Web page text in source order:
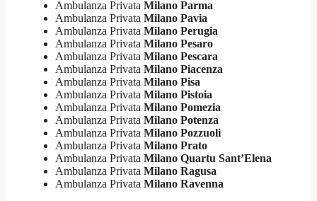
Ambulanza Privata Milano Parma
Ambulanza Privata Milano Pavia
Ambulanza Privata Milano Perugia
Ambulanza Privata Milano Pesaro
Ambulanza Privata Milano Pescara
Ambulanza Privata Milano Piacenza
Ambulanza Privata Milano Pisa
Ambulanza Privata Milano Pistoia
Ambulanza Privata Milano Pomezia
Ambulanza Privata Milano Potenza
Ambulanza Privata Milano Pozzuoli
Ambulanza Privata Milano Prato
Ambulanza Privata Milano Quartu Sant’Elena
Ambulanza Privata Milano Ragusa
Ambulanza Privata Milano Ravenna